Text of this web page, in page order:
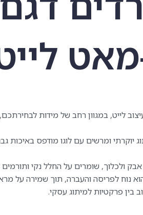
מאט
לייט, במגוון רחב של מידות
ומרשים עם לוגו מודפס באיכות
ולכלוך, שומרים על החלל נקי
נוח לפריסה והעברה, תוך שמירה על
בין פרקטיות למיתוג עסקי.